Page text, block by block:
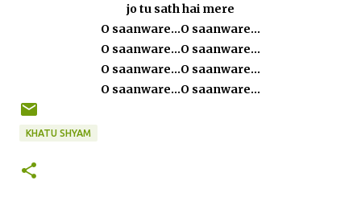
jo tu sath hai mere
O saanware...O saanware...
O saanware...O saanware...
O saanware...O saanware...
O saanware...O saanware...
KHATU SHYAM